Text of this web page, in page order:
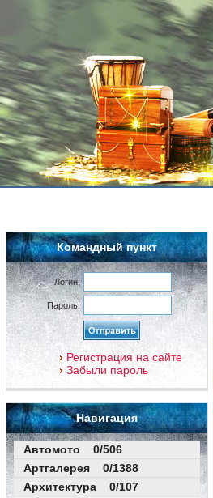
Командный пункт
Логин:
Пароль:
Регистрация на сайте
Забыли пароль
Навигация
Автомото 0/506
Артгалерея 0/1388
Архитектура 0/107